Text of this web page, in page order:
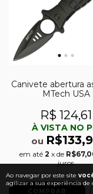
Ao navegar por este site
agilizar a sua experiência de
Canivete abertura
MTech USA
R$ 124,61
À VISTA NO
ou
em até 2 x de
juros